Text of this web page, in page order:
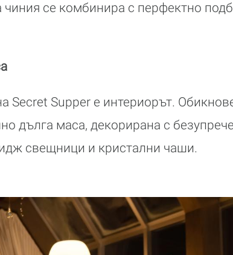
чиния се комбинира с перфектно
Secret Supper е интериорът.
дълга маса, декорирана с
свещници и кристални чаши.